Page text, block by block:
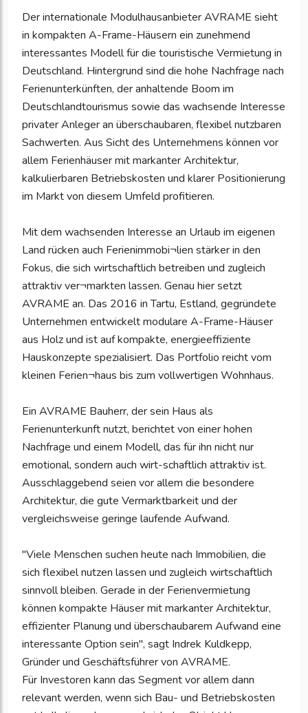
Der internationale Modulhausanbieter AVRAME sieht
in kompakten A-Frame-Häusern ein zunehmend
interessantes Modell für die touristische Vermietung in
Deutschland. Hintergrund sind die hohe Nachfrage nach
Ferienunterkünften, der anhaltende Boom im
Deutschlandtourismus sowie das wachsende Interesse
privater Anleger an überschaubaren, flexibel nutzbaren
Sachwerten. Aus Sicht des Unternehmens können vor
allem Ferienhäuser mit markanter Architektur,
kalkulierbaren Betriebskosten und klarer Positionierung
im Markt von diesem Umfeld profitieren.
Mit dem wachsenden Interesse an Urlaub im eigenen
Land rücken auch Ferienimmobi¬lien stärker in den
Fokus, die sich wirtschaftlich betreiben und zugleich
attraktiv ver¬markten lassen. Genau hier setzt
AVRAME an. Das 2016 in Tartu, Estland, gegründete
Unternehmen entwickelt modulare A-Frame-Häuser
aus Holz und ist auf kompakte, energieeffiziente
Hauskonzepte spezialisiert. Das Portfolio reicht vom
kleinen Ferien¬haus bis zum vollwertigen Wohnhaus.
Ein AVRAME Bauherr, der sein Haus als
Ferienunterkunft nutzt, berichtet von einer hohen
Nachfrage und einem Modell, das für ihn nicht nur
emotional, sondern auch wirt-schaftlich attraktiv ist.
Ausschlaggebend seien vor allem die besondere
Architektur, die gute Vermarktbarkeit und der
vergleichsweise geringe laufende Aufwand.
"Viele Menschen suchen heute nach Immobilien, die
sich flexibel nutzen lassen und zugleich wirtschaftlich
sinnvoll bleiben. Gerade in der Ferienvermietung
können kompakte Häuser mit markanter Architektur,
effizienter Planung und überschaubarem Aufwand eine
interessante Option sein", sagt Indrek Kuldkepp,
Gründer und Geschäftsführer von AVRAME.
Für Investoren kann das Segment vor allem dann
relevant werden, wenn sich Bau- und Betriebskosten